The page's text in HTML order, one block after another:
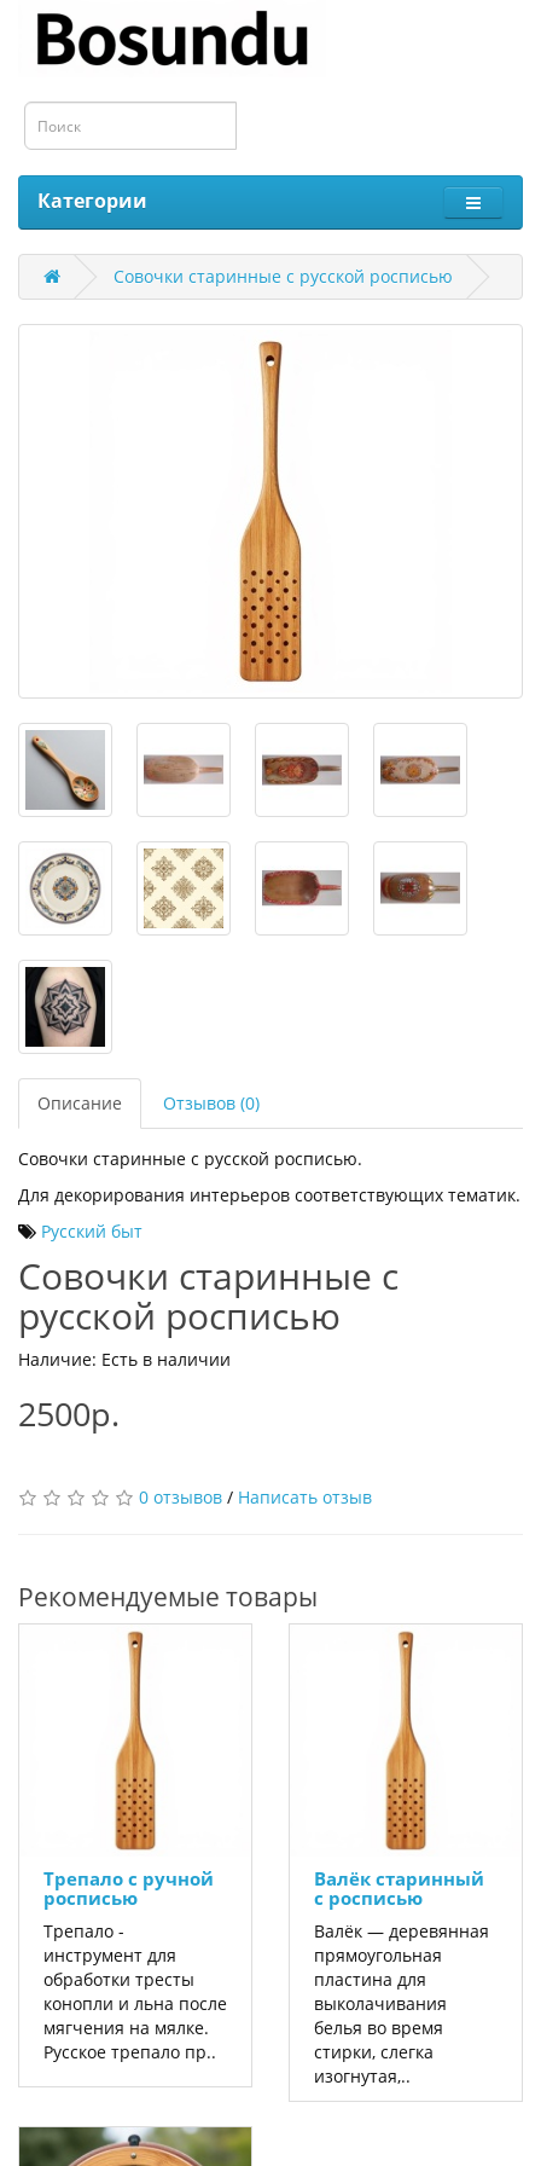
Категории
Совочки старинные с русской росписью
Описание Отзывов (0)
Совочки старинные с русской росписью.
Для декорирования интерьеров соответствующих тематик.
Русский быт
Совочки старинные с
русской росписью
Наличие: Есть в наличии
2500р.
0 отзывов / Написать отзыв
Рекомендуемые товары
Трепало с ручной
росписью
Трепало -
инструмент для
обработки тресты
конопли и льна после
мягчения на мялке.
Русское трепало пр..
Валёк старинный
с росписью
Валёк — деревянная
прямоугольная
пластина для
выколачивания
белья во время
стирки, слегка
изогнутая,..